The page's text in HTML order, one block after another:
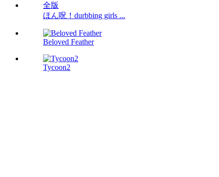
ほん呪！durbbing girls ...
Beloved Feather
Tycoon2